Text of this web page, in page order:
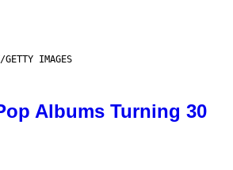
GETTY IMAGES
Albums Turning 30